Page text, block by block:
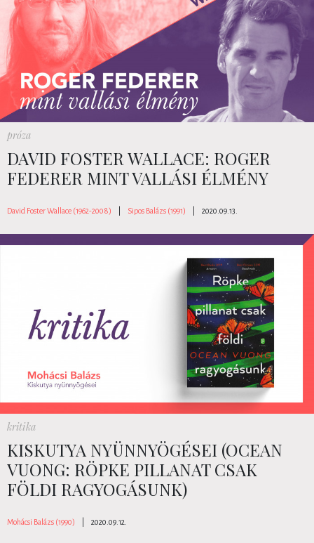
próza
DAVID FOSTER WALLACE: ROGER
FEDERER MINT VALLÁSI ÉLMÉNY
David Foster Wallace (1962-2008) Sipos Balázs (1991) 2020.09.13.
kritika
KISKUTYA NYÜNNYÖGÉSEI (OCEAN
VUONG: RÖPKE PILLANAT CSAK
FÖLDI RAGYOGÁSUNK)
Mohácsi Balázs (1990) 2020.09.12.